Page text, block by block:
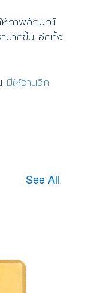
ให้ภาพลักษณ์
ามากขึ้น อีกทั้ง
มีให้อ่านอีก
See All